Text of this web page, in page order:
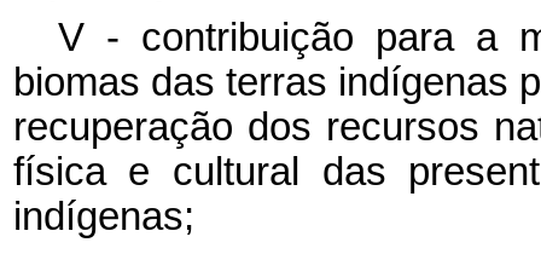
V - contribuição para a
biomas das terras indígenas
recuperação dos recursos
física e cultural das
indígenas;